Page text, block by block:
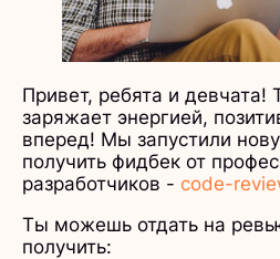
Привет, ребята и девчата!
заряжает энергией,
вперед! Мы запустили
получить фидбек от
разработчиков - code-
Ты можешь отдать на
получить: